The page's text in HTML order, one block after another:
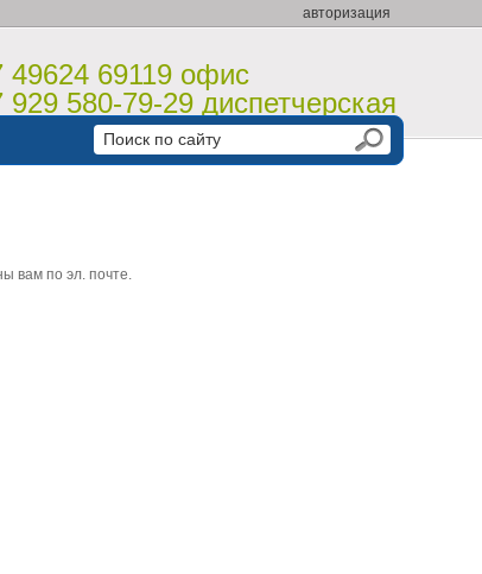
авторизация
49624 69119 офис
929 580-79-29 диспетчерская
вам по эл. почте.